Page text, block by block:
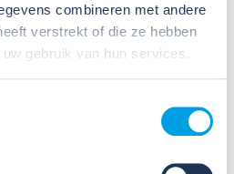
combineren met andere
verstrekt of die ze hebben
gebruik van hun services.